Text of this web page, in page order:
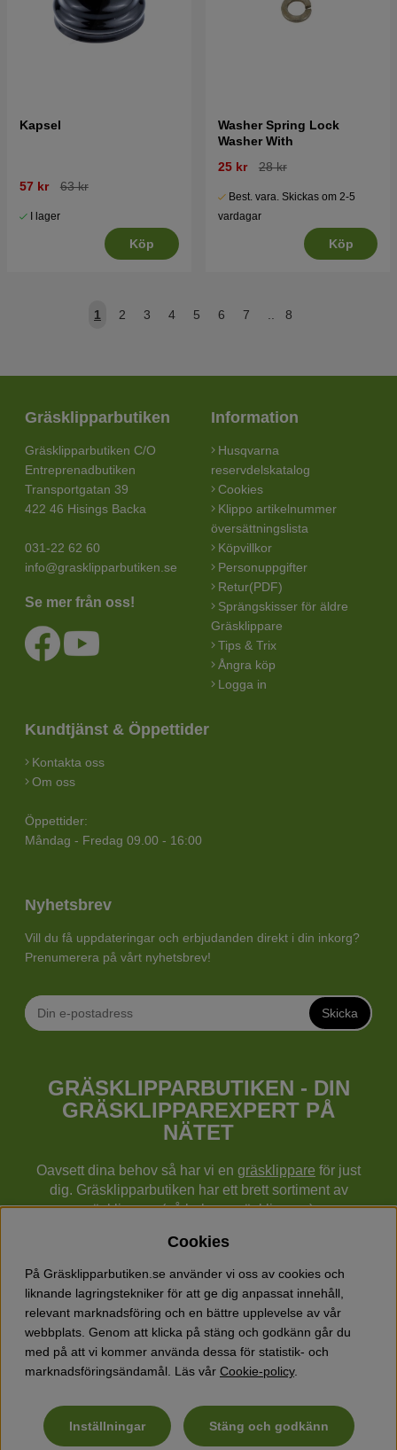
Kapsel
57 kr 63 kr
I lager
Köp
Washer Spring Lock
Washer With
25 kr
28 kr
Best. vara. Skickas om 2-5
vardagar
Köp
1 2 3 4 5 6 7 .. 8
Gräsklipparbutiken
Gräsklipparbutiken C/O
Entreprenadbutiken
Transportgatan 39
422 46 Hisings Backa
031-22 62 60
info@grasklipparbutiken.se
Se mer från oss!
Information
Husqvarna
reservdelskatalog
Cookies
Klippo artikelnummer
översättningslista
Köpvillkor
Personuppgifter
Retur(PDF)
Sprängskisser för äldre
Gräsklippare
Tips & Trix
Ångra köp
Logga in
Kundtjänst & Öppettider
Kontakta oss
Om oss
Öppettider:
Måndag - Fredag 09.00 - 16:00
Nyhetsbrev
Vill du få uppdateringar och erbjudanden direkt i din inkorg?
Prenumerera på vårt nyhetsbrev!
Skicka
GRÄSKLIPPARBUTIKEN - DIN
GRÄSKLIPPAREXPERT PÅ
NÄTET
Oavsett dina behov så har vi en gräsklippare för just
dig. Gräsklipparbutiken har ett brett sortiment av
gräsklippare (gå bakom gräsklippare),
cylindergräsklippare, traktorer mm från Husqvarna,
Klippo och Gardena.
Utöver gräsklippare finns också ett brett sortiment hos
Gräsklipparbutiken med skog & trädgårdsprodukter så
som grästrimmers, röjsågar, motorsågar, häcksaxar,
jordfräsar, lövblåsar, snöslungor, vertikalskärare, elverk,
skyddsutrustning, kläder, oljor, barnleksaker mm.
Cookies
På Gräsklipparbutiken.se använder vi oss av cookies och
liknande lagringstekniker för att ge dig anpassat innehåll,
relevant marknadsföring och en bättre upplevelse av vår
webbplats. Genom att klicka på stäng och godkänn går du
med på att vi kommer använda dessa för statistik- och
marknadsföringsändamål. Läs vår Cookie-policy.
Inställningar Stäng och godkänn